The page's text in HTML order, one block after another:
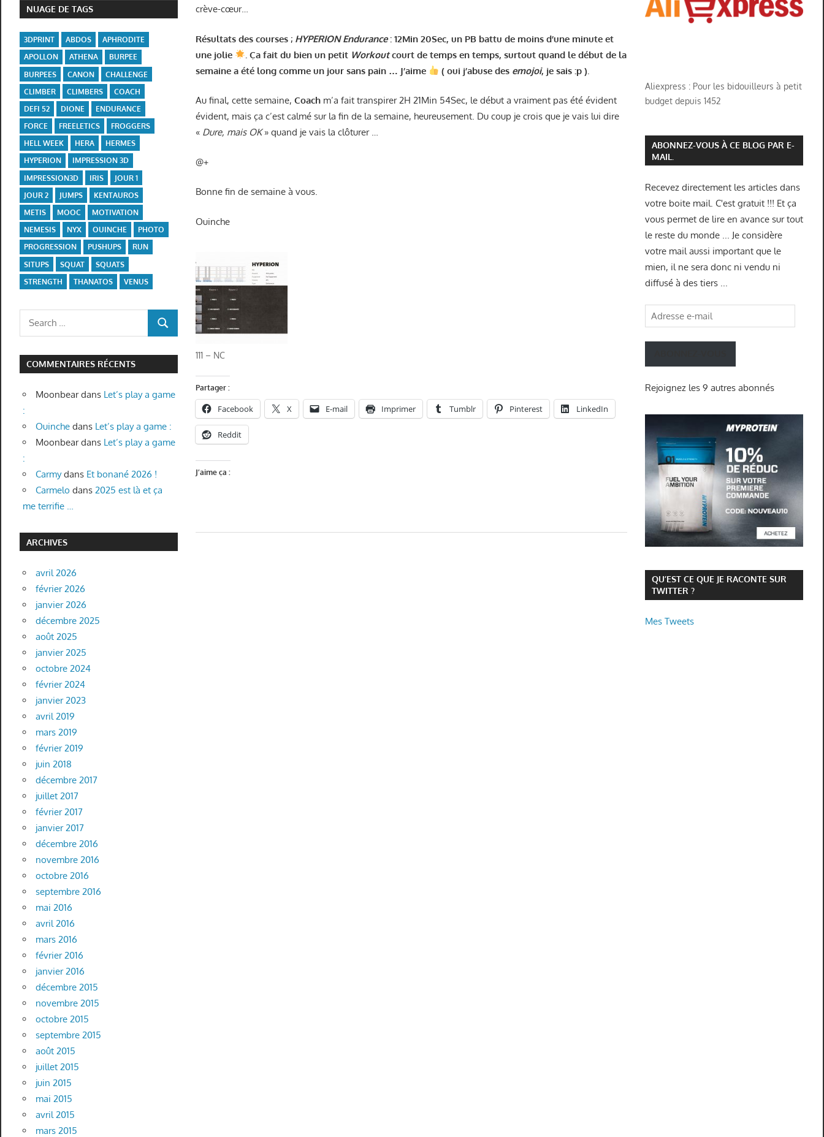
crève-cœur…
Résultats des courses ; HYPERION Endurance: 12Min 20Sec, un PB battu de moins d’une minute et
une jolie
. Ça fait du bien un petit Workoutcourt de temps en temps, surtout quand le début de la
semaine a été long comme un jour sans pain … J’aime
( oui j’abuse des emojoi, je sais :p ).
Au final, cette semaine,Coach m’a fait transpirer2H 21Min 54Sec, le début a vraiment pas été évident
évident, mais ça c’est calmé sur la fin de la semaine, heureusement. Du coup je crois que je vais lui dire
« Dure, mais OK» quand je vais la clôturer …
@+
Bonne fin de semaine à vous.
Ouinche
111 – NC
Partager :
Facebook X E-mail Imprimer Tumblr Pinterest LinkedIn
Reddit
J’aime ça :
NUAGE DE TAGS
3DPRINT ABDOS
APHRODITE
APOLLON
ATHENA
BURPEE
BURPEES
CANON
CHALLENGE
CLIMBER
CLIMBERS
COACH
DEFI 52
DIONE
ENDURANCE
FORCE
FREELETICS
FROGGERS
HELL WEEK
HERA
HERMES
HYPERION
IMPRESSION 3D
IMPRESSION3D
IRIS
JOUR 1
JOUR 2
JUMPS
KENTAUROS
METIS
MOOC
MOTIVATION
NEMESIS
NYX OUINCHE
PHOTO
PROGRESSION
PUSHUPS
RUN
SITUPS
SQUAT
SQUATS
STRENGTH
THANATOS VENUS
Search
SEARCH
COMMENTAIRES RÉCENTS
Moonbeardans Let’s play a game
:
Ouinchedans Let’s play a game :
Moonbeardans Let’s play a game
:
Carmydans Et bonané 2026 !
Carmelo dans 2025 est là et ça
me terrifie …
ARCHIVES
avril 2026
février 2026
janvier 2026
décembre 2025
août 2025
janvier 2025
octobre 2024
février 2024
janvier 2023
avril 2019
mars 2019
février 2019
juin 2018
décembre 2017
juillet 2017
février 2017
janvier 2017
décembre 2016
novembre 2016
octobre 2016
septembre 2016
mai 2016
avril 2016
mars 2016
février 2016
janvier 2016
décembre 2015
novembre 2015
octobre 2015
septembre 2015
août 2015
juillet 2015
juin 2015
mai 2015
avril 2015
mars 2015
Aliexpress : Pour les bidouilleurs à petit
budget depuis 1452
ABONNEZ-VOUS À CE BLOG PAR E-
MAIL.
Recevez directement les articles dans
votre boite mail. C'est gratuit !!! Et ça
vous permet de lire en avance sur tout
le reste du monde ... Je considère
votre mail aussi important que le
mien, il ne sera donc ni vendu ni
diffusé à des tiers ...
Adresse
e-
mail
Rejoignez les 9 autres abonnés
QU’EST CE QUE JE RACONTE SUR
TWITTER ?
Mes Tweets